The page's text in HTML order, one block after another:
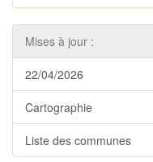
Mises à jour :
22/04/2026
Cartographie
Liste des communes